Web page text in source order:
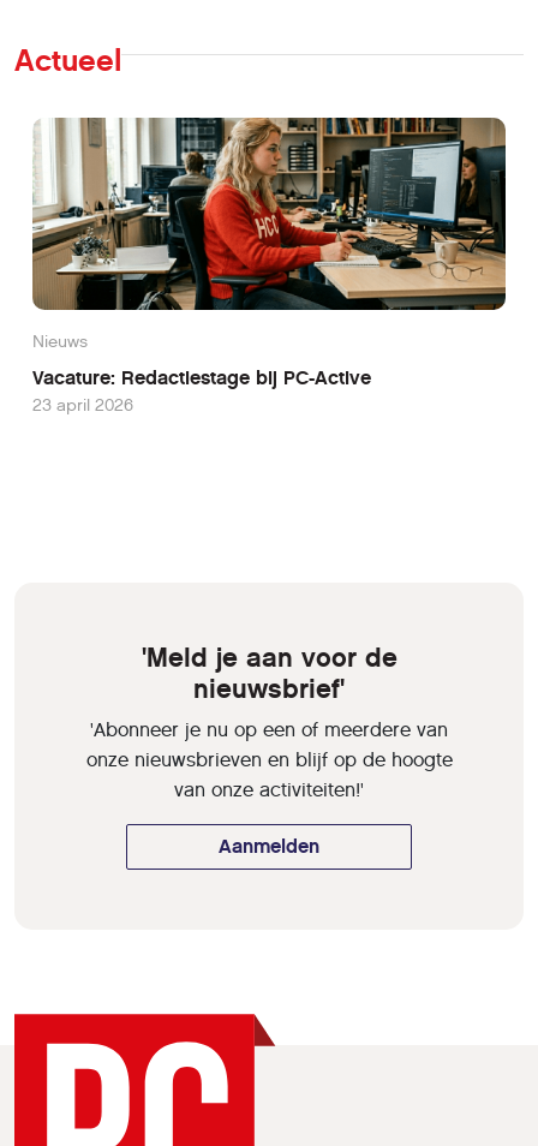
Actueel
Nieuws
Vacature: Redactiestage bij PC-Active
23 april 2026
'Meld je aan voor de
nieuwsbrief'
'Abonneer je nu op een of meerdere van
onze nieuwsbrieven en blijf op de hoogte
van onze activiteiten!'
Aanmelden